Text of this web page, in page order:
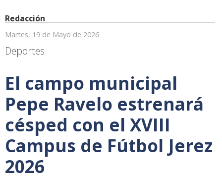
Redacción
Martes, 19 de Mayo de 2026
Deportes
El campo municipal
Pepe Ravelo estrenará
césped con el XVIII
Campus de Fútbol Jerez
2026